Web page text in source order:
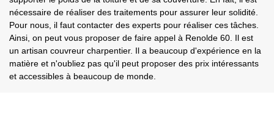
nécessaire de réaliser des traitements pour assurer leur solidité.
Pour nous, il faut contacter des experts pour réaliser ces tâches.
Ainsi, on peut vous proposer de faire appel à Renolde 60. Il est
un artisan couvreur charpentier. Il a beaucoup d'expérience en la
matière et n'oubliez pas qu'il peut proposer des prix intéressants
et accessibles à beaucoup de monde.